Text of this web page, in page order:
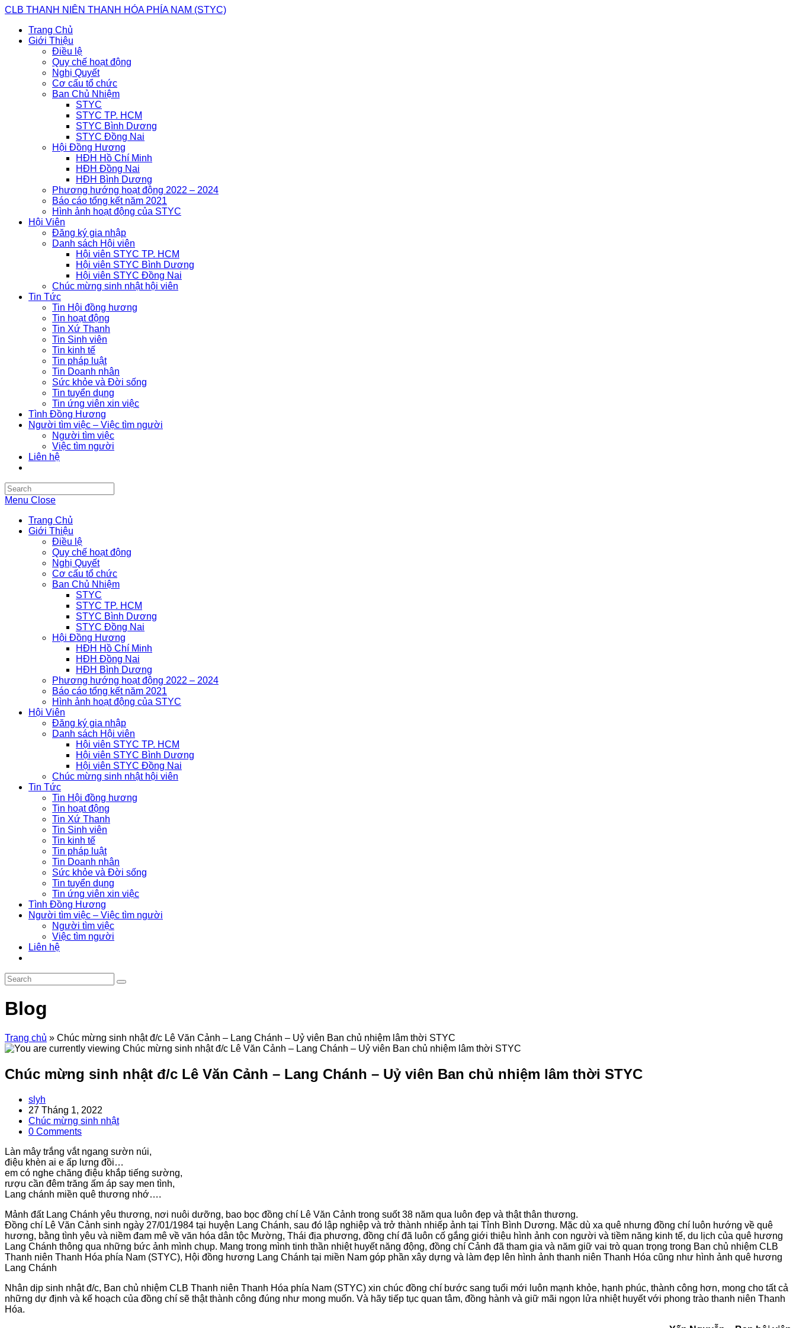
Skip
content
CLB THANH NIÊN THANH HÓA PHÍA NAM (STYC)
Trang Chủ
Giới Thiệu
Điều lệ
Quy chế hoạt động
Nghị Quyết
Cơ cấu tổ chức
Ban Chủ Nhiệm
STYC
STYC TP. HCM
STYC Bình Dương
STYC Đồng Nai
Hội Đồng Hương
HĐH Hồ Chí Minh
HĐH Đồng Nai
HĐH Bình Dương
Phương hướng hoạt động 2022 – 2024
Báo cáo tổng kết năm 2021
Hình ảnh hoạt động của STYC
Hội Viên
Đăng ký gia nhập
Danh sách Hội viên
Hội viên STYC TP. HCM
Hội viên STYC Bình Dương
Hội viên STYC Đồng Nai
Chúc mừng sinh nhật hội viên
Tin Tức
Tin Hội đồng hương
Tin hoạt động
Tin Xứ Thanh
Tin Sinh viên
Tin kinh tế
Tin pháp luật
Tin Doanh nhân
Sức khỏe và Đời sống
Tin tuyển dụng
Tin ứng viên xin việc
Tình Đồng Hương
Người tìm việc – Việc tìm người
Người tìm việc
Việc tìm người
Liên hệ
Search
this
Menu Close
Trang Chủ
Giới Thiệu
Điều lệ
Quy chế hoạt động
Nghị Quyết
Cơ cấu tổ chức
Ban Chủ Nhiệm
STYC
STYC TP. HCM
STYC Bình Dương
STYC Đồng Nai
Hội Đồng Hương
HĐH Hồ Chí Minh
HĐH Đồng Nai
HĐH Bình Dương
Phương hướng hoạt động 2022 – 2024
Báo cáo tổng kết năm 2021
Hình ảnh hoạt động của STYC
Hội Viên
Đăng ký gia nhập
Danh sách Hội viên
Hội viên STYC TP. HCM
Hội viên STYC Bình Dương
Hội viên STYC Đồng Nai
Chúc mừng sinh nhật hội viên
Tin Tức
Tin Hội đồng hương
Tin hoạt động
Tin Xứ Thanh
Tin Sinh viên
Tin kinh tế
Tin pháp luật
Tin Doanh nhân
Sức khỏe và Đời sống
Tin tuyển dụng
Tin ứng viên xin việc
Tình Đồng Hương
Người tìm việc – Việc tìm người
Người tìm việc
Việc tìm người
Liên hệ
Blog
Trang chủ » Chúc mừng sinh nhật đ/c Lê Văn Cảnh – Lang Chánh – Uỷ viên Ban chủ nhiệm lâm thời STYC
Chúc mừng sinh nhật đ/c Lê Văn Cảnh – Lang Chánh – Uỷ viên Ban chủ nhiệm lâm thời STYC
Post
author:
slyh
Post
published:
27 Tháng 1, 2022
Post
category:
Chúc mừng sinh nhật
Post
0 Comments
Làn mây trắng vắt ngang sườn núi,
điệu khèn ai e ấp lưng đồi…
em có nghe chăng điệu khắp tiếng sường,
rượu cần đêm trăng ấm áp say men tình,
Lang chánh miền quê thương nhớ….
Mảnh đất Lang Chánh yêu thương, nơi nuôi dưỡng, bao bọc đồng chí Lê Văn Cảnh trong suốt 38 năm qua luôn đẹp và thật thân thương.
Đồng chí Lê Văn Cảnh sinh ngày 27/01/1984 tại huyện Lang Chánh, sau đó lập nghiệp và trở thành nhiếp ảnh tại Tỉnh Bình Dương. Mặc dù xa quê nhưng đồng chí luôn hướng về quê
hương, bằng tình yêu và niềm đam mê về văn hóa dân tộc Mường, Thái địa phương, đồng chí đã luôn cố gắng giới thiệu hình ảnh con người và tiềm năng kinh tế, du lịch của quê hương
Lang Chánh thông qua những bức ảnh mình chụp. Mang trong mình tinh thần nhiệt huyết năng động, đồng chí Cảnh đã tham gia và năm giữ vai trò quan trọng trong Ban chủ nhiệm CLB
Thanh niên Thanh Hóa phía Nam (STYC), Hội đồng hương Lang Chánh tại miền Nam góp phần xây dựng và làm đẹp lên hình ảnh thanh niên Thanh Hóa cũng như hình ảnh quê hương
Lang Chánh
Nhân dịp sinh nhật đ/c, Ban chủ nhiệm CLB Thanh niên Thanh Hóa phía Nam (STYC) xin chúc đồng chí bước sang tuổi mới luôn mạnh khỏe, hạnh phúc, thành công hơn, mong cho tất cả
những dự định và kế hoạch của đồng chí sẽ thật thành công đúng như mong muốn. Và hãy tiếp tục quan tâm, đồng hành và giữ mãi ngọn lửa nhiệt huyết với phong trào thanh niên Thanh
Hóa.